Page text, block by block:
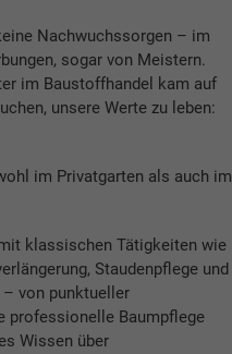
Nachwuchssorgen – im
sogar von Meistern.
im Baustoffhandel kam auf
unsere Werte zu leben:
im Privatgarten als auch im
klassischen Tätigkeiten wie
Staudenpflege und
von punktueller
professionelle Baumpflege
Wissen über